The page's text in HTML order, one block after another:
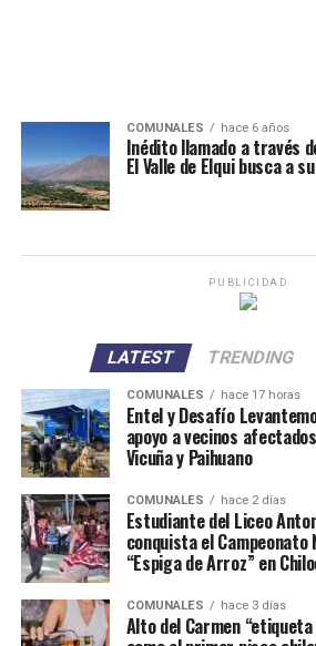
COMUNALES hace 6 años
Inédito llamado a través
El Valle de Elqui busca a
PUBLICIDAD
LATEST TRENDING
COMUNALES hace 17 horas
Entel y Desafío
apoyo a vecinos
Vicuña y Paihuano
COMUNALES hace 2 días
Estudiante del Liceo
conquista el Campeonato
“Espiga de Arroz” en
COMUNALES hace 3 días
Alto del Carmen